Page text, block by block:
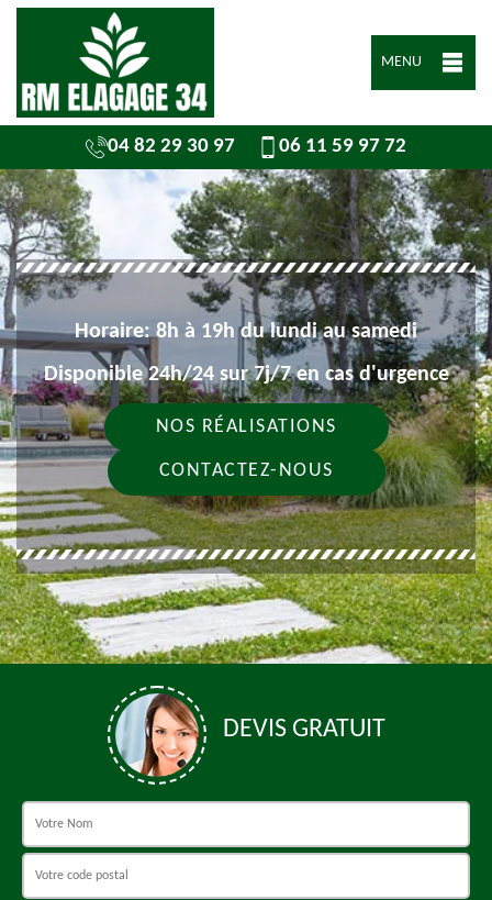
MENU
04 82 29 30 97 06 11 59 97 72
Horaire: 8h à 19h du lundi au samedi
Disponible 24h/24 sur 7j/7 en cas d'urgence
NOS RÉALISATIONS
CONTACTEZ-NOUS
DEVIS GRATUIT